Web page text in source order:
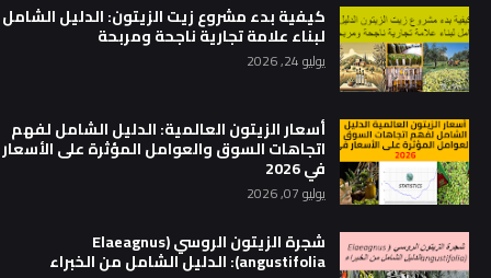
كيفية بدء مشروع زيت الزيتون: الدليل الشامل
لبناء علامة تجارية ناجحة ومربحة
يوليو 24, 2026
أسعار الزيتون العالمية: الدليل الشامل لفهم
اتجاهات السوق والعوامل المؤثرة على الأسعار
في 2026
يوليو 07, 2026
شجرة الزيتون الروسي (Elaeagnus
angustifolia): الدليل الشامل من الخبراء